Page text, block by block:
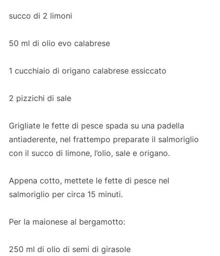
succo di 2 limoni
50 ml di olio evo calabrese
1 cucchiaio di origano calabrese essiccato
2 pizzichi di sale
Grigliate le fette di pesce spada su una padella
antiaderente, nel frattempo preparate il salmoriglio
con il succo di limone, l’olio, sale e origano.
Appena cotto, mettete le fette di pesce nel
salmoriglio per circa 15 minuti.
Per la maionese al bergamotto:
250 ml di olio di semi di girasole